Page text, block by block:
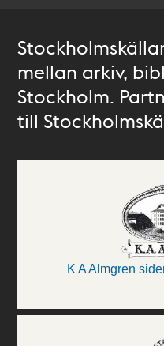
mellan arkiv,
Stockholm.
till
K A Almgren